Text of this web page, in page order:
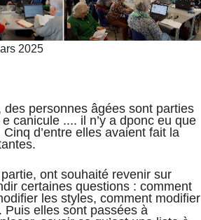
2025
des personnes âgées sont parties
canicule .... il n’y a dponc eu que
d’entre elles avaient fait la
ont souhaité revenir sur
certaines questions : comment
les styles, comment modifier
Puis elles sont passées à